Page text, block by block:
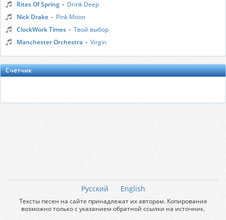
Rites Of Spring - Drink Deep
Nick Drake - Pink Moon
ClockWork Times - Твой выбор
Manchester Orchestra - Virgin
Счётчик
Русский English
Тексты песен на сайте принадлежат их авторам. Копирование
возможно только с указанием обратной ссылки на источник.